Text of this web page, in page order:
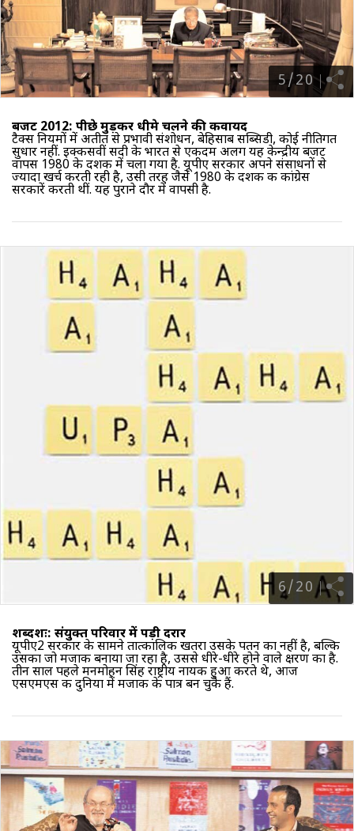
5/20
बजट 2012: पीछे मुड़कर धीमे चलने की कवायद
टैक्स नियमों में अतीत से प्रभावी संशोधन, बेहिसाब सब्सिडी, कोई नीतिगत
सुधार नहीं. इक्कीसवीं सदी के भारत से एकदम अलग यह केन्‍द्रीय बजट
वापस 1980 के दशक में चला गया है. यूपीए सरकार अपने संसाधनों से
ज्‍यादा खर्च करती रही है, उसी तरह जैसे 1980 के दशक की कांग्रेस
सरकारें करती थीं. यह पुराने दौर में वापसी है.
6/20
शब्दशः: संयुक्त परिवार में पड़ी दरार
यूपीए2 सरकार के सामने तात्कालिक खतरा उसके पतन का नहीं है, बल्कि
उसका जो मजाक बनाया जा रहा है, उससे धीरे-धीरे होने वाले क्षरण का है.
तीन साल पहले मनमोहन सिंह राष्ट्रीय नायक हुआ करते थे, आज
एसएमएस की दुनिया में मजाक के पात्र बन चुके हैं.